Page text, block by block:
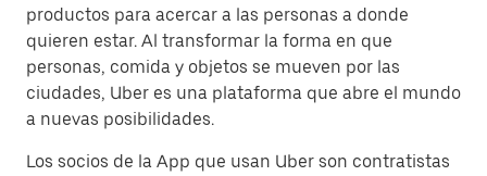
productos para acercar a las personas a donde
quieren estar. Al transformar la forma en que
personas, comida y objetos se mueven por las
ciudades, Uber es una plataforma que abre el mundo
a nuevas posibilidades.
Los socios de la App que usan Uber son contratistas